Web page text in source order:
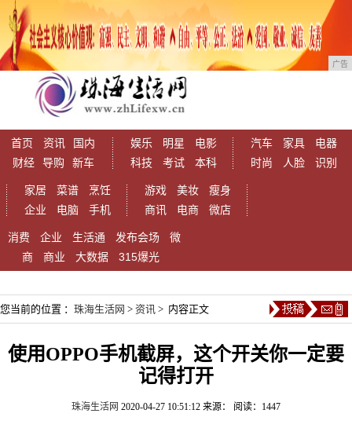
广告
首页 资讯
国内
财经
导购 新车
娱乐 明星
电影
科技
考试 本科
汽车 家具
电器
时尚
人脸 识别
家居 菜谱
烹饪
企业
电脑 手机
游戏 美妆
瘦身
商讯
电商 微店
消费 企业 生活通 发布会场
微
商
商业 大数据 315爆光
您当前的位置 ： 珠海生活网 > 资讯 > 内容正文
使用OPPO手机截屏，这个开关你一定要
记得打开
珠海生活网 2020-04-27 10:51:12 来源： 阅读：1447